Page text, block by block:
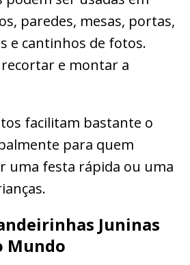
paredes, mesas, portas,
e cantinhos de fotos.
e montar a
facilitam bastante o
para quem
uma festa rápida ou uma
Juninas
Mundo